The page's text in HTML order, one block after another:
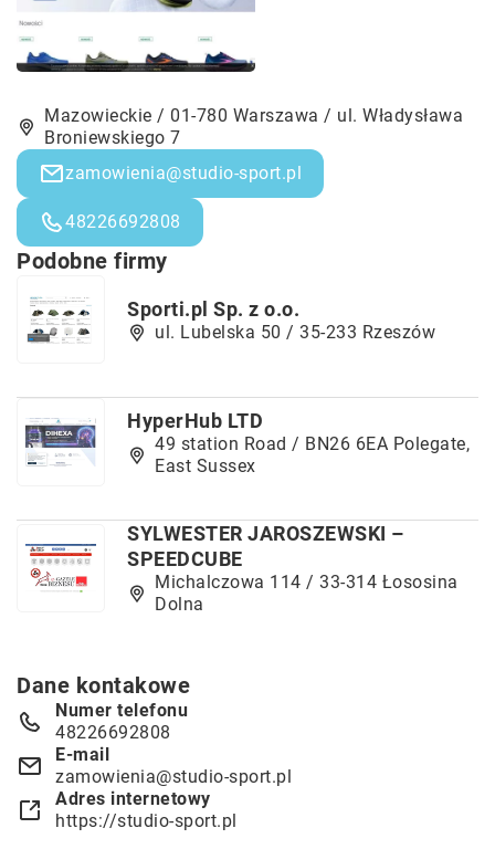
Mazowieckie / 01-780 Warszawa / ul. Władysława
Broniewskiego 7
zamowienia@studio-sport.pl
48226692808
Podobne firmy
Sporti.pl Sp. z o.o.
ul. Lubelska 50 / 35-233 Rzeszów
HyperHub LTD
49 station Road / BN26 6EA Polegate,
East Sussex
SYLWESTER JAROSZEWSKI –
SPEEDCUBE
Michalczowa 114 / 33-314 Łososina
Dolna
Dane kontakowe
Numer telefonu
48226692808
E-mail
zamowienia@studio-sport.pl
Adres internetowy
https://studio-sport.pl